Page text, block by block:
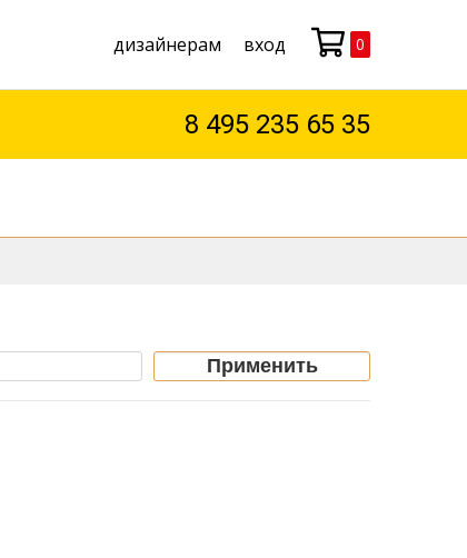
дизайнерам вход Моя корзина
0
8 495 235 65 35
Применить